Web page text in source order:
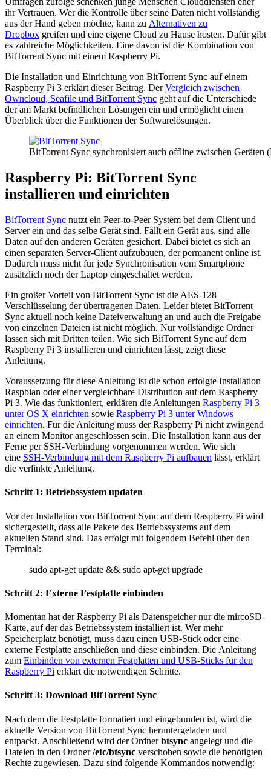
ihr Vertrauen. Wer die Kontrolle über seine Daten nicht vollständig
aus der Hand geben möchte, kann zu Alternativen zu
Dropbox greifen und eine eigene Cloud zu Hause hosten. Dafür gibt
es zahlreiche Möglichkeiten. Eine davon ist die Kombination von
BitTorrent Sync mit einem Raspberry Pi.
Die Installation und Einrichtung von BitTorrent Sync auf einem
Raspberry Pi 3 erklärt dieser Beitrag. DerVergleich zwischen
Owncloud, Seafile und BitTorrent Sync geht auf die Unterschiede
der am Markt befindlichen Lösungen ein und ermöglicht einen
Überblick über die Funktionen der Softwarelösungen.
BitTorrent Sync synchronisiert auch offline zwischen Geräten
Raspberry Pi: BitTorrent Sync
installieren und einrichten
BitTorrent Sync nutzt ein Peer-to-Peer System bei dem Client und
Server ein und das selbe Gerät sind. Fällt ein Gerät aus, sind alle
Daten auf den anderen Geräten gesichert. Dabei bietet es sich an
einen separaten Server-Client aufzubauen, der permanent online ist.
Dadurch muss nicht für jede Synchronisation vom Smartphone
zusätzlich noch der Laptop eingeschaltet werden.
Ein großer Vorteil von BitTorrent Sync ist die AES-128
Verschlüsselung der übertragenen Daten. Leider bietet BitTorrent
Sync aktuell noch keine Dateiverwaltung an und auch die Freigabe
von einzelnen Dateien ist nicht möglich. Nur vollständige Ordner
lassen sich mit Dritten teilen. Wie sich BitTorrent Sync auf dem
Raspberry Pi 3 installieren und einrichten lässt, zeigt diese
Anleitung.
Voraussetzung für diese Anleitung ist die schon erfolgte Installation
Raspbian oder einer vergleichbare Distribution auf dem Raspberry
Pi 3. Wie das funktioniert, erklären die Anleitungen Raspberry Pi 3
unter OS X einrichten sowie Raspberry Pi 3 unter Windows
einrichten. Für die Anleitung muss der Raspberry Pi nicht zwingend
an einem Monitor angeschlossen sein. Die Installation kann aus der
Ferne per SSH-Verbindung vorgenommen werden. Wie sich
eine SSH-Verbindung mit dem Raspberry Pi aufbauen lässt, erklärt
die verlinkte Anleitung.
Schritt 1: Betriebssystem updaten
Vor der Installation von BitTorrent Sync auf dem Raspberry Pi wird
sichergestellt, dass alle Pakete des Betriebssystems auf dem
aktuellen Stand sind. Das erfolgt mit folgendem Befehl über den
Terminal:
sudo apt-get update && sudo apt-get upgrade
Schritt 2: Externe Festplatte einbinden
Momentan hat der Raspberry Pi als Datenspeicher nur die mircoSD-
Karte, auf der das Betriebssystem installiert ist. Wer mehr
Speicherplatz benötigt, muss dazu einen USB-Stick oder eine
externe Festplatte anschließen und diese einbinden. Die Anleitung
zum Einbinden von externen Festplatten und USB-Sticks für den
Raspberry Pi erklärt die notwendigen Schritte.
Schritt 3: Download BitTorrent Sync
Nach dem die Festplatte formatiert und eingebunden ist, wird die
aktuelle Version von BitTorrent Sync heruntergeladen und
entpackt. Anschließend wird der Ordnerbtsync angelegt und die
Dateien in den Ordner/etc/btsync verschoben sowie die benötigten
Rechte zugewiesen. Dazu sind folgende Kommandos notwendig: